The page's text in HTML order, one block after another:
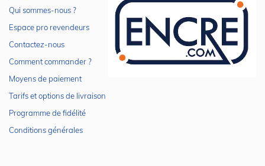
Qui sommes-nous ?
Espace pro revendeurs
Contactez-nous
Comment commander ?
Moyens de paiement
Tarifs et options de livraison
Programme de fidélité
Conditions générales